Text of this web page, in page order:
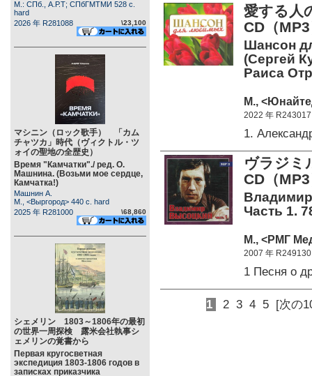
М.: СПб., А.Р.Т; СПбГМТМИ 528 c.
hard
2026 年 R281088
\23,100
マシニン（ロック歌手） 「カム
チャツカ」時代（ヴィクトル・ツ
ォイの聖地の全歴史）
Время "Камчатки"./ ред. О.
Машнина. (Возьми мое сердце,
Камчатка!)
Машнин А.
М., <Выргород> 440 c. hard
2025 年 R281000
\68,860
シェメリン 1803～1806年の最初
の世界一周探検 露米会社執事シ
ェメリンの覚書から
Первая кругосветная
экспедиция 1803-1806 годов в
записках приказчика
愛する
CD（
Шансон
(Сергей
Раиса
М.,
2022 年 R243017
1.
ヴラジ
CD（
Часть 1.
М., <РМГ
2007 年 R249130
1 Песня о
1 2 3 4 5 [次の